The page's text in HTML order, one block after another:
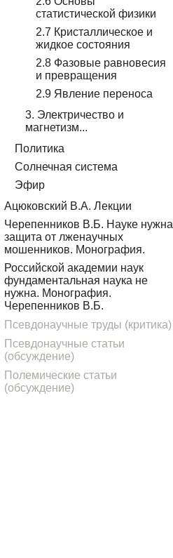
статистической физики
2.7 Кристаллическое и
жидкое состояния
2.8 Фазовые равновесия
и превращения
2.9 Явление переноса
3. Электричество и
магнетизм...
Политика
Солнечная система
Эфир
Ацюковский В.А. Лекции
Черепенников В.Б. Науке нужна
защита от лженаучных
мошенников. Монография.
Российской академии наук
фундаментальная наука не
нужна. Монография.
Черепенников В.Б.
Псевдонаучные труды (критика)
Псевдонаучные статьи
(обсуждение)
Полемические статьи
(обсуждение)